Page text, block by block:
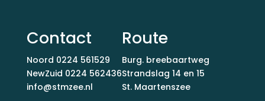
Contact
Noord 0224 561529
NewZuid 0224 562436
info@stmzee.nl
Route
Burg. breebaartweg
Strandslag 14 en 15
St. Maartenszee